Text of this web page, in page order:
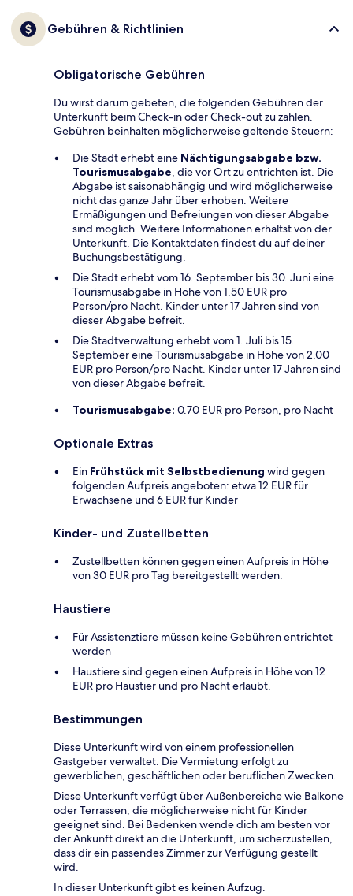
Gebühren & Richtlinien
Obligatorische Gebühren
Du wirst darum gebeten, die folgenden Gebühren der
Unterkunft beim Check-in oder Check-out zu zahlen.
Gebühren beinhalten möglicherweise geltende Steuern:
Die Stadt erhebt eine Nächtigungsabgabe bzw.
Tourismusabgabe, die vor Ort zu entrichten ist. Die
Abgabe ist saisonabhängig und wird möglicherweise
nicht das ganze Jahr über erhoben. Weitere
Ermäßigungen und Befreiungen von dieser Abgabe
sind möglich. Weitere Informationen erhältst von der
Unterkunft. Die Kontaktdaten findest du auf deiner
Buchungsbestätigung.
Die Stadt erhebt vom 16. September bis 30. Juni eine
Tourismusabgabe in Höhe von 1.50 EUR pro
Person/pro Nacht. Kinder unter 17 Jahren sind von
dieser Abgabe befreit.
Die Stadtverwaltung erhebt vom 1. Juli bis 15.
September eine Tourismusabgabe in Höhe von 2.00
EUR pro Person/pro Nacht. Kinder unter 17 Jahren sind
von dieser Abgabe befreit.
Tourismusabgabe: 0.70 EUR pro Person, pro Nacht
Optionale Extras
Ein Frühstück mit Selbstbedienung wird gegen
folgenden Aufpreis angeboten: etwa 12 EUR für
Erwachsene und 6 EUR für Kinder
Kinder- und Zustellbetten
Zustellbetten können gegen einen Aufpreis in Höhe
von 30 EUR pro Tag bereitgestellt werden.
Haustiere
Für Assistenztiere müssen keine Gebühren entrichtet
werden
Haustiere sind gegen einen Aufpreis in Höhe von 12
EUR pro Haustier und pro Nacht erlaubt.
Bestimmungen
Diese Unterkunft wird von einem professionellen
Gastgeber verwaltet. Die Vermietung erfolgt zu
gewerblichen, geschäftlichen oder beruflichen Zwecken.
Diese Unterkunft verfügt über Außenbereiche wie Balkone
oder Terrassen, die möglicherweise nicht für Kinder
geeignet sind. Bei Bedenken wende dich am besten vor
der Ankunft direkt an die Unterkunft, um sicherzustellen,
dass dir ein passendes Zimmer zur Verfügung gestellt
wird.
In dieser Unterkunft gibt es keinen Aufzug.